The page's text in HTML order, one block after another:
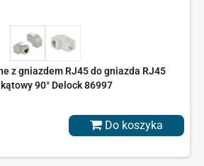
z gniazdem RJ45 do gniazda RJ45
90° Delock 86997
Do koszyka